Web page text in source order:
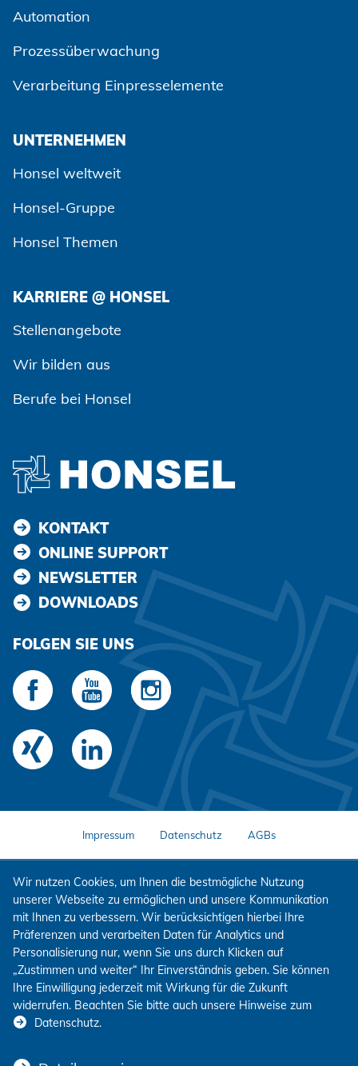
Automation
Prozessüberwachung
Verarbeitung Einpresselemente
UNTERNEHMEN
Honsel weltweit
Honsel-Gruppe
Honsel Themen
KARRIERE @ HONSEL
Stellenangebote
Wir bilden aus
Berufe bei Honsel
KONTAKT
ONLINE SUPPORT
NEWSLETTER
DOWNLOADS
FOLGEN SIE UNS
Impressum Datenschutz AGBs
Wir nutzen Cookies, um Ihnen die bestmögliche Nutzung
unserer Webseite zu ermöglichen und unsere Kommunikation
mit Ihnen zu verbessern. Wir berücksichtigen hierbei Ihre
Präferenzen und verarbeiten Daten für Analytics und
Personalisierung nur, wenn Sie uns durch Klicken auf
„Zustimmen und weiter“ Ihr Einverständnis geben. Sie können
Ihre Einwilligung jederzeit mit Wirkung für die Zukunft
widerrufen. Beachten Sie bitte auch unsere Hinweise zum
Datenschutz.